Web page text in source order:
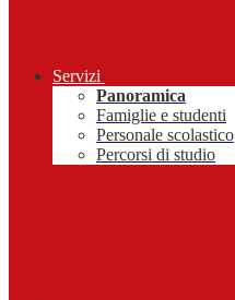
Servizi
Panoramica
Famiglie e studenti
Personale scolastico
Percorsi di studio